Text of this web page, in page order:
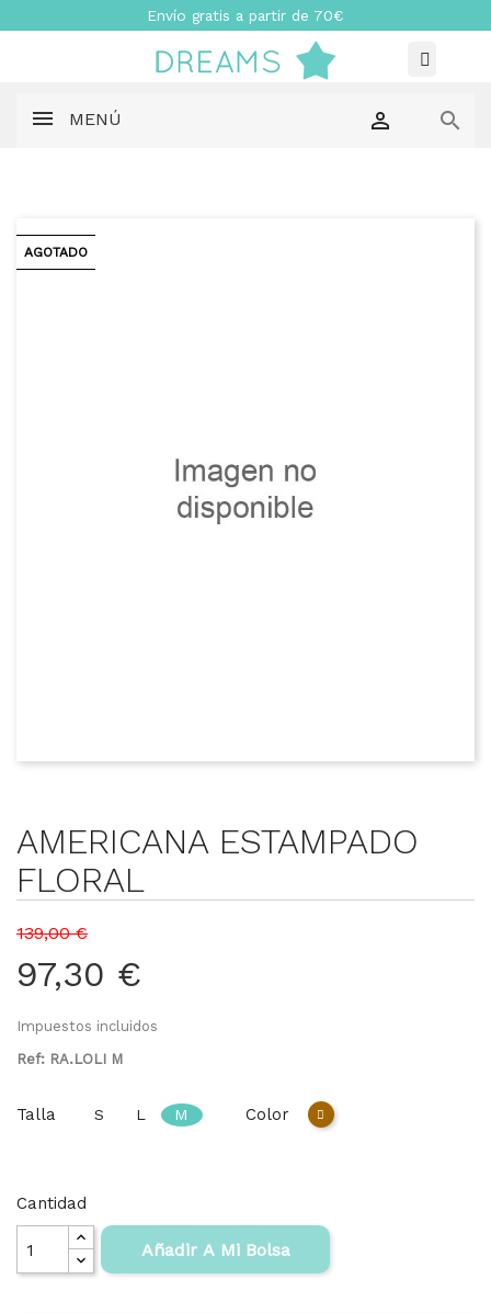
Envío gratis a partir de 70€
MENÚ  
AGOTADO
AMERICANA ESTAMPADO
FLORAL
139,00 €
97,30 €
Impuestos incluidos
Ref: RA.LOLI M
Talla S L M Color Marrón
Cantidad
Añadir A Mi Bolsa